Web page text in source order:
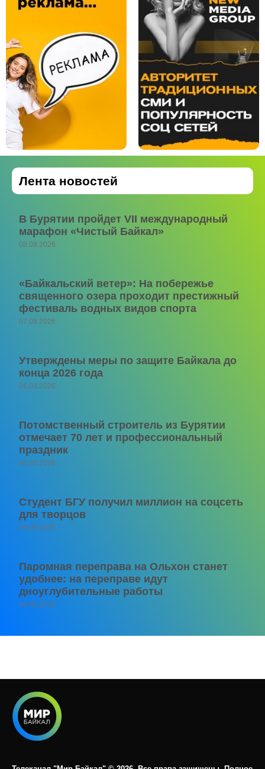
Лента новостей
В Бурятии пройдет VII международный
марафон «Чистый Байкал»
08.08.2026
«Байкальский ветер»: На побережье
священного озера проходит престижный
фестиваль водных видов спорта
07.08.2026
Утверждены меры по защите Байкала до
конца 2026 года
06.08.2026
Потомственный строитель из Бурятии
отмечает 70 лет и профессиональный
праздник
06.08.2026
Студент БГУ получил миллион на соцсеть
для творцов
06.08.2026
Паромная переправа на Ольхон станет
удобнее: на переправе идут
дноуглубительные работы
06.08.2026